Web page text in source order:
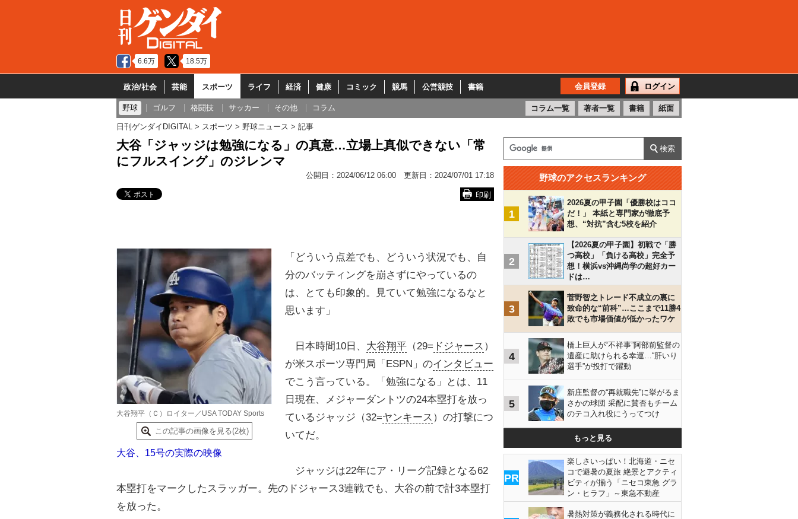
6.6万 18.5万
政治/社会 芸能 スポーツ ライフ 経済 健康 コミック 競馬 公営競技 書籍 会員登録 ログイン
野球 ゴルフ 格闘技 サッカー その他 コラム コラム一覧 著者一覧 書籍 紙面
日刊ゲンダイDIGITAL スポーツ 野球ニュース 記事
大谷「ジャッジは勉強になる」の真意…立場上真似できない「常
にフルスイング」のジレンマ
公開日： 2024/06/12 06:00 更新日： 2024/07/01 17:18
印刷
大谷翔平（Ｃ）ロイター／USA TODAY Sports
この記事の画像を見る(2枚)
大谷、15号の実際の映像
「どういう点差でも、どういう状況でも、自
分のバッティングを崩さずにやっているの
は、とても印象的。見ていて勉強になるなと
思います」
日本時間10日、 大谷翔平 （29= ドジャース ）
が米スポーツ専門局「ESPN」のインタビュー
でこう言っている。「勉強になる」とは、11
日現在、メジャーダントツの24本塁打を放っ
ているジャッジ（32=ヤンキース ）の打撃につ
いてだ。
ジャッジは22年にア・リーグ記録となる62
本塁打をマークしたスラッガー。先のドジャース3連戦でも、大谷の前で計3本塁打
を放った。
野球のアクセスランキング
1
2026夏の甲子園「優勝校はココ
だ！」 本紙と専門家が徹底予
想、“対抗”含む5校を紹介
2
【2026夏の甲子園】初戦で「勝
つ高校」「負ける高校」完全予
想！横浜vs沖縄尚学の超好カー
ドは…
3
菅野智之トレード不成立の裏に
致命的な“前科”…ここまで11勝4
敗でも市場価値が低かったワケ
4
橋上巨人が“不祥事”阿部前監督の
遺産に助けられる幸運…“肝いり
選手”が投打で躍動
5
新庄監督の“再就職先”に挙がるま
さかの球団 采配に賛否もチーム
のテコ入れ役にうってつけ
もっと見る
PR
楽しさいっぱい！北海道・ニセ
コで避暑の夏旅 絶景とアクティ
ビティが揃う「ニセコ東急 グラ
ン・ヒラフ」～東急不動産
暑熱対策が義務化される時代に